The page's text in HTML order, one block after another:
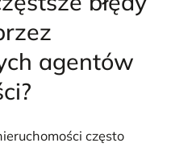
agentów
często